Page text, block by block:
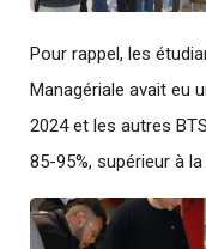
Pour rappel, les
Managériale avait eu
2024 et les autres
85-95%, supérieur à